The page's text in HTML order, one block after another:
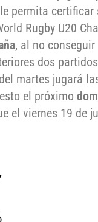
permita certificar
Rugby U20
, al no
dos
martes jugará
el próximo
el viernes 19 de